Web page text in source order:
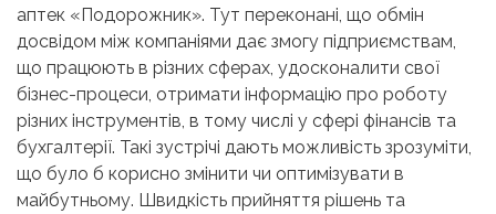
аптек «Подорожник». Тут переконані, що обмін
досвідом між компаніями дає змогу підприємствам,
що працюють в різних сферах, удосконалити свої
бізнес-процеси, отримати інформацію про роботу
різних інструментів, в тому числі у сфері фінансів та
бухгалтерії. Такі зустрічі дають можливість зрозуміти,
що було б корисно змінити чи оптимізувати в
майбутньому. Швидкість прийняття рішень та